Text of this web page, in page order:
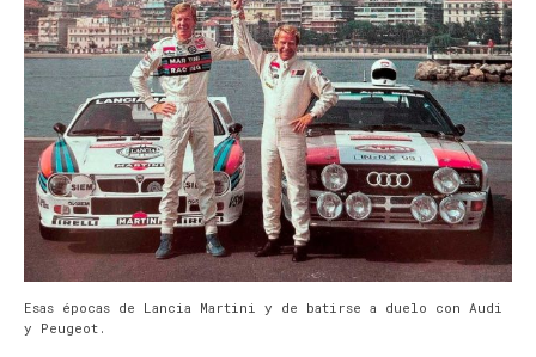
Esas épocas de Lancia Martini y de batirse a duelo con Audi
y Peugeot.